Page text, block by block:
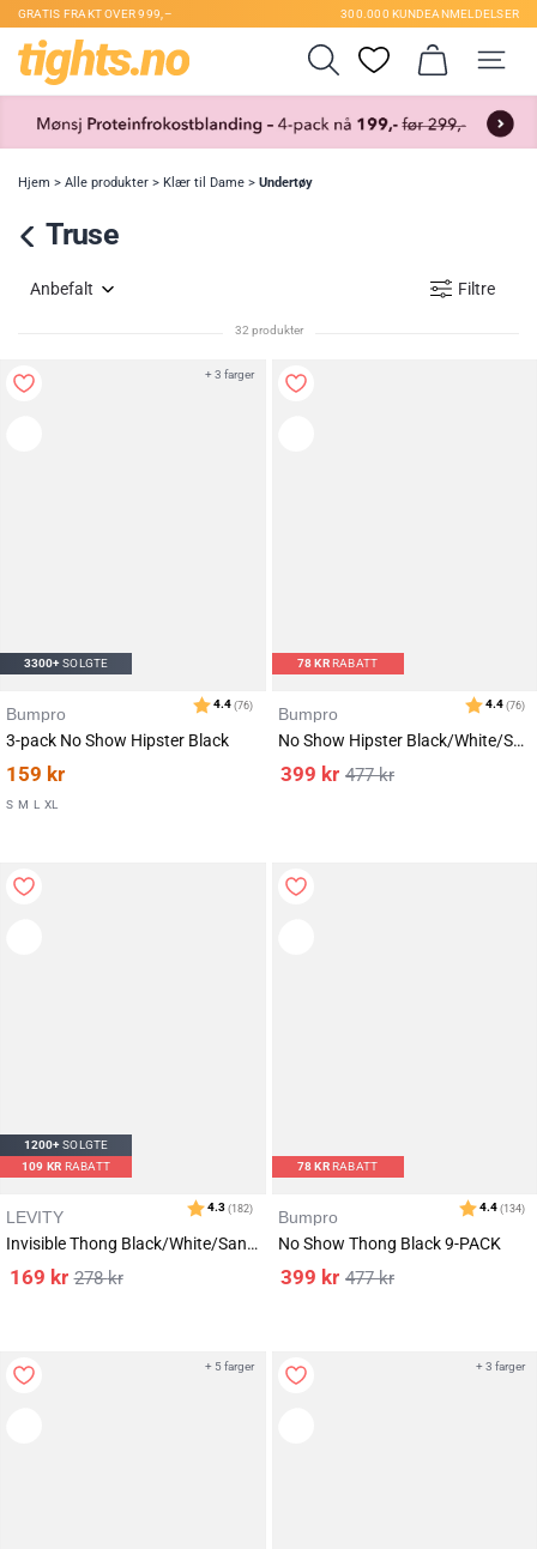
GRATIS FRAKT OVER 999,– 300.000 KUNDEANMELDELSER
Hjem > Alle produkter > Klær til Dame > Undertøy
Truse
Anbefalt Filtre
32 produkter
3300+SOLGTE
Bumpro
3-pack No Show Hipster Black
159 kr
S M L XL
+ 3 farger
78KRRABATT
Bumpro
No Show Hipster Black/White/Sand 9-PACK
477kr
399 kr
1200+SOLGTE
109 KR RABATT
LEVITY
Invisible Thong Black/White/Sand 6-PACK
278kr
169 kr
78KRRABATT
Bumpro
No Show Thong Black 9-PACK
477kr
399 kr
+ 5 farger + 3 farger